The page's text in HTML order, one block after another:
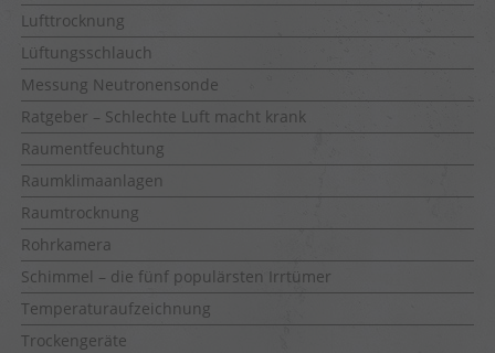
Lufttrocknung
Lüftungsschlauch
Messung Neutronensonde
Ratgeber – Schlechte Luft macht krank
Raumentfeuchtung
Raumklimaanlagen
Raumtrocknung
Rohrkamera
Schimmel – die fünf populärsten Irrtümer
Temperaturaufzeichnung
Trockengeräte